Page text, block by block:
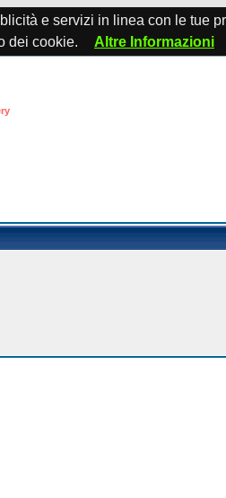
e servizi in linea con le tue
dei cookie.
Altre Informazioni